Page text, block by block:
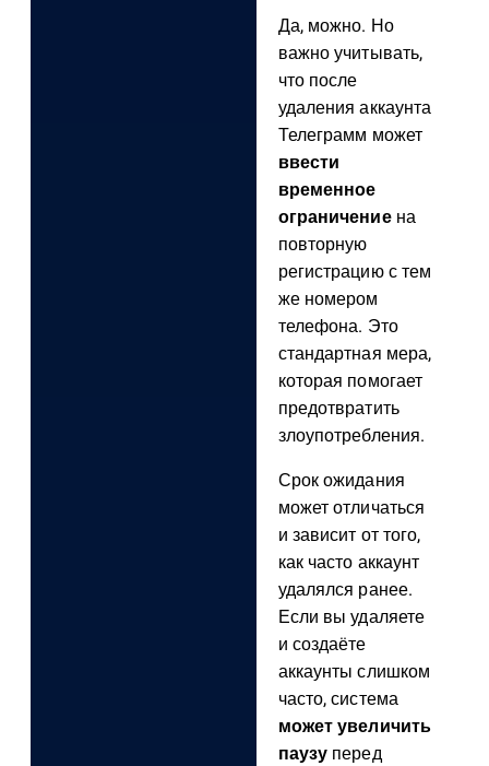
Да, можно. Но
важно учитывать,
что после
удаления аккаунта
Телеграмм может
ввести
временное
ограничениена
повторную
регистрацию с тем
же номером
телефона. Это
стандартная мера,
которая помогает
предотвратить
злоупотребления.
Срок ожидания
может отличаться
и зависит от того,
как часто аккаунт
удалялся ранее.
Если вы удаляете
и создаёте
аккаунты слишком
часто, система
может увеличить
паузу перед